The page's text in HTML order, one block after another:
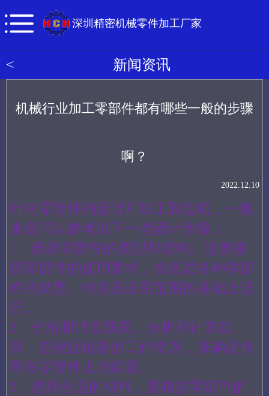
深圳精密机械零件加工厂家
< 新闻资讯
机械行业加工零部件都有哪些一般的步骤
啊？
2022.12.10
针对零部件的设计和加工制造呢，一般
来说可以参考以下一些设计步骤：
1、选择零部件的类型和结构。这要根
据零部件的使用要求，在熟悉各种零部
件的类型、特点及应用范围的基础上进
行。
2、分析和计算载荷。分析和计算载
荷，是根据机器的工作情况，来确定作
用在零部件上的载荷。
3、选择合适的材料。要根据零部件的